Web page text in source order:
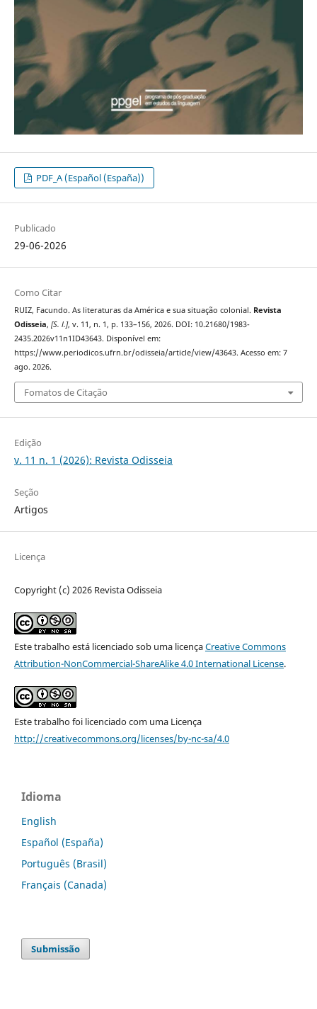
PDF_A (Español (España))
Publicado
29-06-2026
Como Citar
RUIZ, Facundo. As literaturas da América e sua situação colonial. Revista
Odisseia, [S. l.], v. 11, n. 1, p. 133–156, 2026. DOI: 10.21680/1983-
2435.2026v11n1ID43643. Disponível em:
https://www.periodicos.ufrn.br/odisseia/article/view/43643. Acesso em: 7
ago. 2026.
Fomatos de Citação
Edição
v. 11 n. 1 (2026): Revista Odisseia
Seção
Artigos
Licença
Copyright (c) 2026 Revista Odisseia
Este trabalho está licenciado sob uma licençaCreative Commons
Attribution-NonCommercial-ShareAlike 4.0 International License.
Este trabalho foi licenciado com uma Licença
http://creativecommons.org/licenses/by-nc-sa/4.0
Idioma
English
Español (España)
Português (Brasil)
Français (Canada)
Submissão